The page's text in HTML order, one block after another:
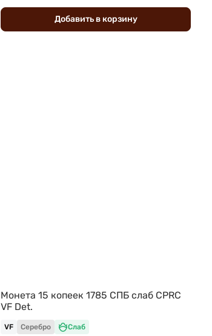
Добавить вкорзину
Монета 15 копеек 1785 СПБ слаб CPRC
VF Det.
VF Серебро Слаб